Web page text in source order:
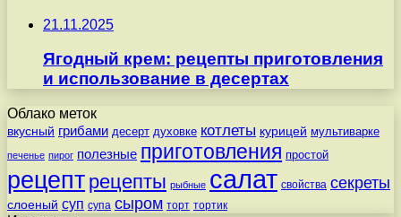
21.11.2025
Ягодный крем: рецепты приготовления
и использование в десертах
Облако меток
вкусный грибами десерт духовке котлеты курицей мультиварке
печенье пирог полезные приготовления простой
рецепт рецепты рыбные салат свойства секреты
слоеный суп супа сыром торт тортик